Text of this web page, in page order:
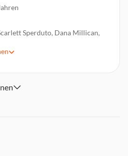
Sperduto, Dana Millican,